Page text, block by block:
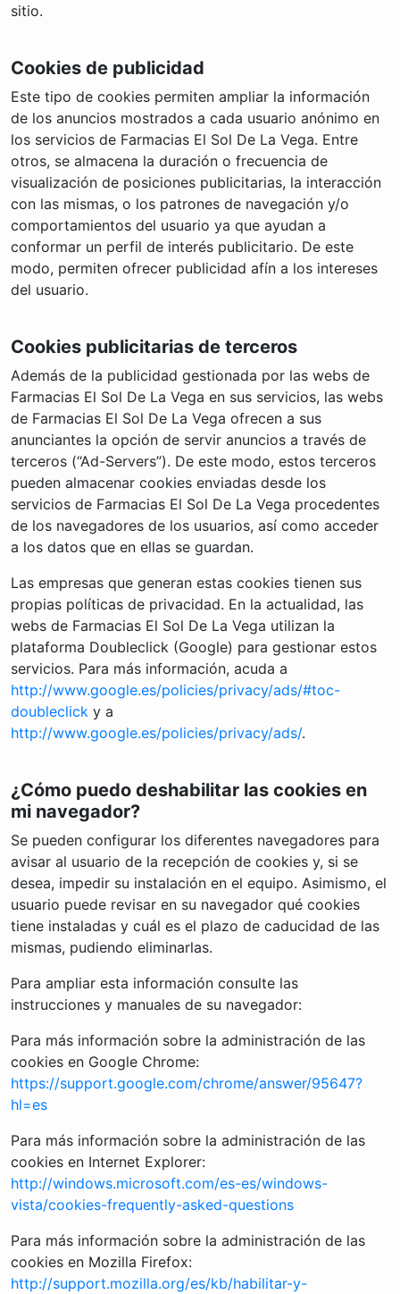
sitio.
Cookies de publicidad
Este tipo de cookies permiten ampliar la información
de los anuncios mostrados a cada usuario anónimo en
los servicios de Farmacias El Sol De La Vega. Entre
otros, se almacena la duración o frecuencia de
visualización de posiciones publicitarias, la interacción
con las mismas, o los patrones de navegación y/o
comportamientos del usuario ya que ayudan a
conformar un perfil de interés publicitario. De este
modo, permiten ofrecer publicidad afín a los intereses
del usuario.
Cookies publicitarias de terceros
Además de la publicidad gestionada por las webs de
Farmacias El Sol De La Vega en sus servicios, las webs
de Farmacias El Sol De La Vega ofrecen a sus
anunciantes la opción de servir anuncios a través de
terceros (“Ad-Servers”). De este modo, estos terceros
pueden almacenar cookies enviadas desde los
servicios de Farmacias El Sol De La Vega procedentes
de los navegadores de los usuarios, así como acceder
a los datos que en ellas se guardan.
Las empresas que generan estas cookies tienen sus
propias políticas de privacidad. En la actualidad, las
webs de Farmacias El Sol De La Vega utilizan la
plataforma Doubleclick (Google) para gestionar estos
servicios. Para más información, acuda a
http://www.google.es/policies/privacy/ads/#toc-
doubleclick y a
http://www.google.es/policies/privacy/ads/.
¿Cómo puedo deshabilitar las cookies en
mi navegador?
Se pueden configurar los diferentes navegadores para
avisar al usuario de la recepción de cookies y, si se
desea, impedir su instalación en el equipo. Asimismo, el
usuario puede revisar en su navegador qué cookies
tiene instaladas y cuál es el plazo de caducidad de las
mismas, pudiendo eliminarlas.
Para ampliar esta información consulte las
instrucciones y manuales de su navegador:
Para más información sobre la administración de las
cookies en Google Chrome:
https://support.google.com/chrome/answer/95647?
hl=es
Para más información sobre la administración de las
cookies en Internet Explorer:
http://windows.microsoft.com/es-es/windows-
vista/cookies-frequently-asked-questions
Para más información sobre la administración de las
cookies en Mozilla Firefox:
http://support.mozilla.org/es/kb/habilitar-y-